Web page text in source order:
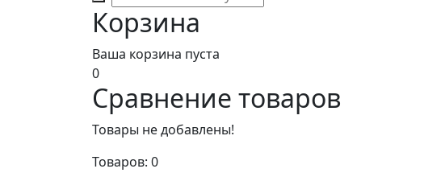
Корзина
Ваша корзина пуста
0
Сравнение товаров
Товары не добавлены!
Товаров: 0